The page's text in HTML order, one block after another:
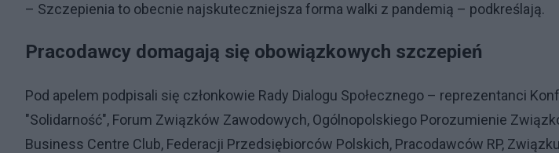
– Szczepienia to obecnie najskuteczniejsza forma walki z pandemią – podkreślają.
Pracodawcy domagają się obowiązkowych szczepień
Pod apelem podpisali się członkowie Rady Dialogu Społecznego – reprezentanci
"Solidarność", Forum Związków Zawodowych, Ogólnopolskiego Porozumienie
Business Centre Club, Federacji Przedsiębiorców Polskich, Pracodawców RP,